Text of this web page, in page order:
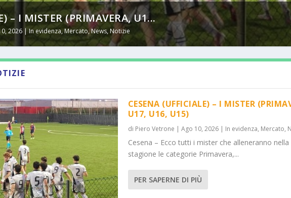
– I MISTER (PRIMAVERA, U1...
2026 |In evidenza,Mercato,News,Notizie
CESENA (UFFICIALE) – I MISTER
U17, U16, U15)
di Piero Vetrone | Ago 10, 2026| In evidenza, Mercato,
Cesena – Ecco tutti i mister che alleneranno
stagione le categorie Primavera,...
PER SAPERNE DI PIÙ